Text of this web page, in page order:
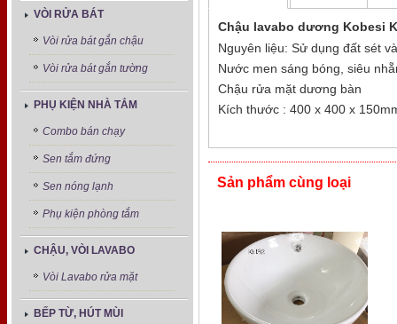
VÒI RỬA BÁT
Vòi rửa bát gắn chậu
Vòi rửa bát gắn tường
PHỤ KIỆN NHÀ TẮM
Combo bán chạy
Sen tắm đứng
Sen nóng lạnh
Phụ kiện phòng tắm
CHẬU, VÒI LAVABO
Vòi Lavabo rửa mặt
BẾP TỪ, HÚT MÙI
Chậu lavabo dương Kobesi
Nguyên liệu: Sử dụng đất sét
Nước men sáng bóng, siêu
Chậu rửa mặt dương bàn
Kích thước : 400 x 400 x
Sản phẩm cùng loại